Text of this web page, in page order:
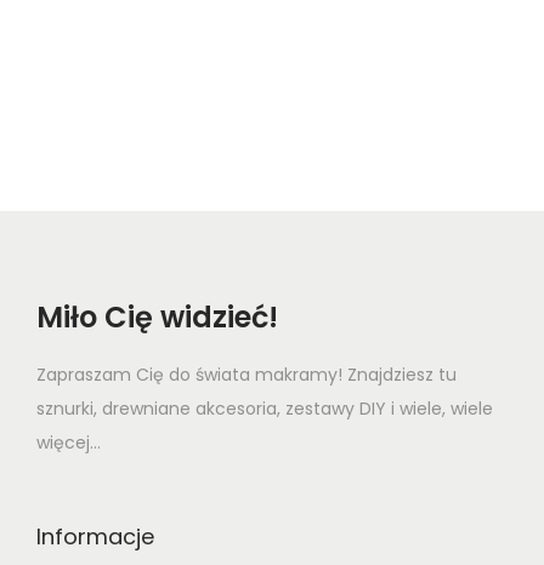
Miło Cię widzieć!
Zapraszam Cię do świata makramy! Znajdziesz tu
sznurki, drewniane akcesoria, zestawy DIY i wiele, wiele
więcej...
Informacje